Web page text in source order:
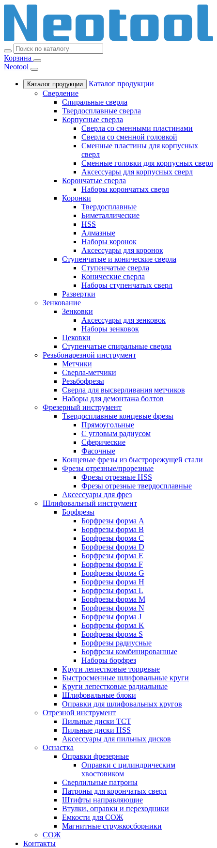
Корзина
Neotool
Каталог продукции
Каталог продукции
Сверление
Спиральные сверла
Твердосплавные сверла
Корпусные сверла
Сверла со сменными пластинами
Сверла со сменной головкой
Сменные пластины для корпусных
сверл
Сменные головки для корпусных сверл
Аксессуары для корпусных сверл
Корончатые сверла
Наборы корончатых сверл
Коронки
Твердосплавные
Биметаллические
HSS
Алмазные
Наборы коронок
Аксессуары для коронок
Ступенчатые и конические сверла
Ступенчатые сверла
Конические сверла
Наборы ступенчатых сверл
Развертки
Зенкование
Зенковки
Аксессуары для зенковок
Наборы зенковок
Цековки
Ступенчатые спиральные сверла
Резьбонарезной инструмент
Метчики
Сверла-метчики
Резьбофрезы
Сверла для высверливания метчиков
Наборы для демонтажа болтов
Фрезерный инструмент
Твердосплавные концевые фрезы
Прямоугольные
С угловым радиусом
Сферические
Фасочные
Концевые фрезы из быстрорежущей стали
Фрезы отрезные/прорезные
Фрезы отрезные HSS
Фрезы отрезные твердосплавные
Аксессуары для фрез
Шлифовальный инструмент
Борфрезы
Борфрезы форма A
Борфрезы форма B
Борфрезы форма C
Борфрезы форма D
Борфрезы форма E
Борфрезы форма F
Борфрезы форма G
Борфрезы форма H
Борфрезы форма L
Борфрезы форма M
Борфрезы форма N
Борфрезы форма J
Борфрезы форма K
Борфрезы форма S
Борфрезы радиусные
Борфрезы комбинированные
Наборы борфрез
Круги лепестковые торцевые
Быстросменные шлифовальные круги
Круги лепестковые радиальные
Шлифовальные блоки
Оправки для шлифовальных кругов
Отрезной инструмент
Пильные диски ТСТ
Пильные диски HSS
Аксессуары для пильных дисков
Оснастка
Оправки фрезерные
Оправки с цилиндрическим
хвостовиком
Сверлильные патроны
Патроны для корончатых сверл
Штифты направляющие
Втулки, оправки и переходники
Емкости для СОЖ
Магнитные стружкосборники
СОЖ
Контакты